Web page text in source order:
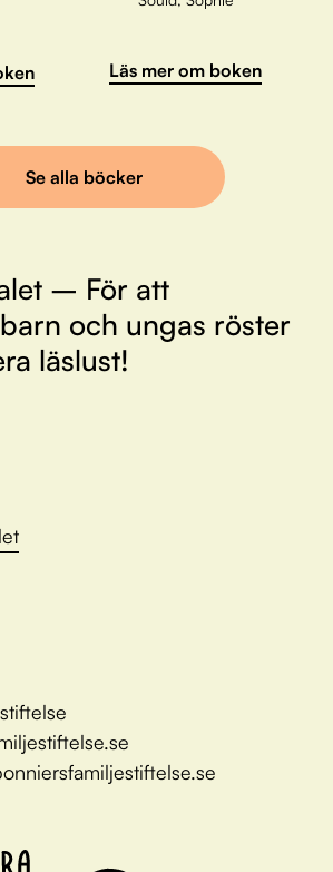
Läs mer om boken
Se alla böcker
– För att
och ungas röster
läslust!